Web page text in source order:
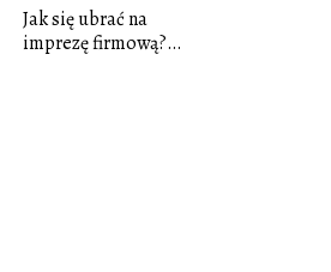
Jak się ubrać na
imprezę firmową?